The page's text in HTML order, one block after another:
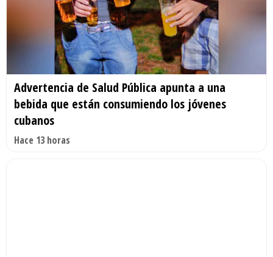
Advertencia de Salud Pública apunta a una
bebida que están consumiendo los jóvenes
cubanos
Hace 13 horas